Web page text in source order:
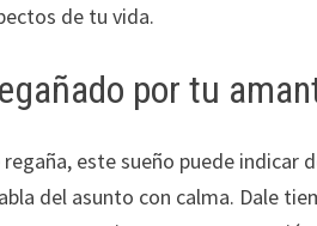
de tu vida.
por tu
este sueño puede indicar
del asunto con calma. Dale